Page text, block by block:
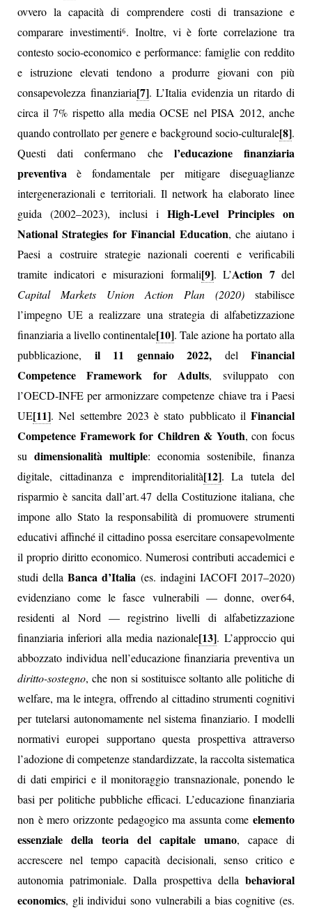
ovvero la capacità di comprendere costi di transazione e
comparare investimenti⁶. Inoltre, vi è forte correlazione tra
contesto socio-economico e performance: famiglie con reddito
e istruzione elevati tendono a produrre giovani con più
consapevolezza finanziaria[7]. L’Italia evidenzia un ritardo di
circa il 7% rispetto alla media OCSE nel PISA 2012, anche
quando controllato per genere e background socio-culturale[8].
Questi dati confermano che l’educazione finanziaria
preventiva è fondamentale per mitigare diseguaglianze
intergenerazionali e territoriali. Il network ha elaborato linee
guida (2002–2023), inclusi iHigh-Level Principles on
National Strategies for Financial Education, che aiutano i
Paesi a costruire strategie nazionali coerenti e verificabili
tramite indicatori e misurazioni formali[9]. L’Action 7del
Capital Markets Union Action Plan (2020) stabilisce
l’impegno UE a realizzare una strategia di alfabetizzazione
finanziaria a livello continentale[10]. Tale azione ha portato alla
pubblicazione, il 11 gennaio 2022, del Financial
Competence Framework for Adults, sviluppato con
l’OECD‑INFE per armonizzare competenze chiave tra i Paesi
UE[11]. Nel settembre 2023 è stato pubblicato il Financial
Competence Framework for Children & Youth, con focus
su dimensionalità multiple: economia sostenibile, finanza
digitale, cittadinanza e imprenditorialità[12]. La tutela del
risparmio è sancita dall’art. 47 della Costituzione italiana, che
impone allo Stato la responsabilità di promuovere strumenti
educativi affinché il cittadino possa esercitare consapevolmente
il proprio diritto economico. Numerosi contributi accademici e
studi dellaBanca d’Italia (es. indagini IACOFI 2017–2020)
evidenziano come le fasce vulnerabili — donne, over 64,
residenti al Nord — registrino livelli di alfabetizzazione
finanziaria inferiori alla media nazionale[13]. L’approccio qui
abbozzato individua nell’educazione finanziaria preventiva un
diritto-sostegno, che non si sostituisce soltanto alle politiche di
welfare, ma le integra, offrendo al cittadino strumenti cognitivi
per tutelarsi autonomamente nel sistema finanziario. I modelli
normativi europei supportano questa prospettiva attraverso
l’adozione di competenze standardizzate, la raccolta sistematica
di dati empirici e il monitoraggio transnazionale, ponendo le
basi per politiche pubbliche efficaci. L’educazione finanziaria
non è mero orizzonte pedagogico ma assunta come elemento
essenziale della teoria del capitale umano, capace di
accrescere nel tempo capacità decisionali, senso critico e
autonomia patrimoniale. Dalla prospettiva della behavioral
economics, gli individui sono vulnerabili a bias cognitive (es.